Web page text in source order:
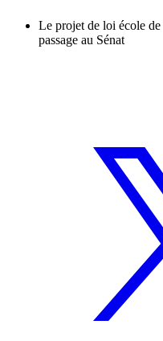
Le projet de loi école
passage au Sénat